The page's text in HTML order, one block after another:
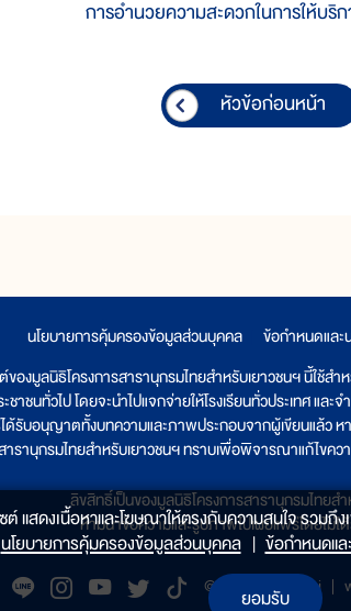
การอำนวยความสะดวกในการให้บริ
หัวข้อก่อนหน้า
นโยบายการคุ้มครองข้อมูลส่วนบุคคล
ข้อกำหนดและ
องมูลนิธิโครงการสารานุกรมไทยสำหรับเยาวชนฯ นี้ใช้
ะชาชนทั่วไป โดยจะนำไปแจกจ่ายให้โรงเรียนทั่วประเทศ
รับอนุญาตทั้งบทความและภาพประกอบจากผู้เขียนแล้ว ห
ารานุกรมไทยสำหรับเยาวชนฯ ทราบเพื่อพิจารณาแก้ไขค
ลิขสิทธิ์เป็นของมูลนิธิโครงการสารานุกรมไทยส
ห้ามนำข้อความและรูปภาพไปเผยแพร่โดยไม่
@saranukromthai |
แสดงเนื้อหาและโฆษณาให้ตรงกับความสนใจ รวมถึง
นโยบายการคุ้มครองข้อมูลส่วนบุคคล | ข้อกำหนดแล
ยอมรับ